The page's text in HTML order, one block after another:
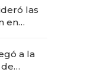
las
en
a la